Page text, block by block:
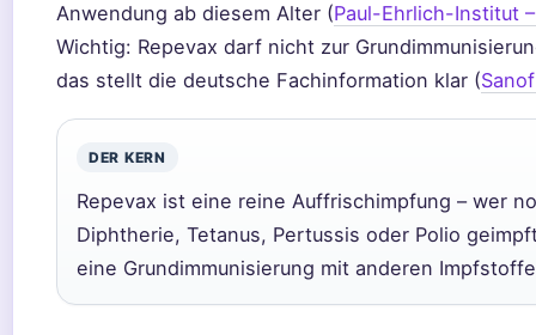
Anwendung ab diesem Alter (Paul-Ehrlich-Institut
Wichtig: Repevax darf nicht zur
das stellt die deutsche Fachinformation klar (
DER KERN
Repevax ist eine reine Auffrischimpfung – wer
Diphtherie, Tetanus, Pertussis oder Polio
eine Grundimmunisierung mit anderen